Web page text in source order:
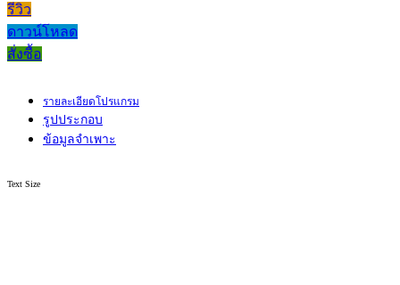
รีวิว
ดาวน์โหลด
สั่งซื้อ
รายละเอียดโปรแกรม
รูปประกอบ
ข้อมูลจำเพาะ
Text Size